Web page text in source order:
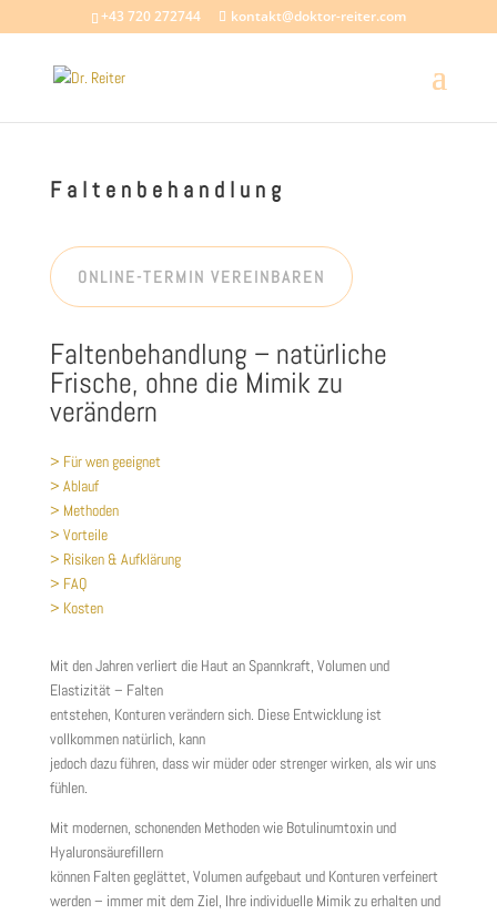
+43 720 272744 kontakt@doktor-reiter.com
Faltenbehandlung
ONLINE-TERMIN VEREINBAREN
Faltenbehandlung – natürliche
Frische, ohne die Mimik zu
verändern
> Für wen geeignet
> Ablauf
> Methoden
> Vorteile
> Risiken & Aufklärung
> FAQ
> Kosten
Mit den Jahren verliert die Haut an Spannkraft, Volumen und
Elastizität – Falten
entstehen, Konturen verändern sich. Diese Entwicklung ist
vollkommen natürlich, kann
jedoch dazu führen, dass wir müder oder strenger wirken, als wir uns
fühlen.
Mit modernen, schonenden Methoden wie Botulinumtoxin und
Hyaluronsäurefillern
können Falten geglättet, Volumen aufgebaut und Konturen verfeinert
werden – immer mit dem Ziel, Ihre individuelle Mimik zu erhalten und